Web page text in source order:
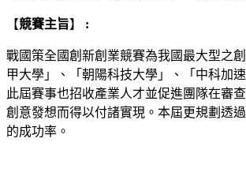
【競賽主旨】 :
戰國策全國創新創業競賽為我國最大型之
甲大學」、「朝陽科技大學」、「中科加
此屆賽事也招收產業人才並促進團隊在審
創意發想而得以付諸實現。本屆更規劃透
的成功率。